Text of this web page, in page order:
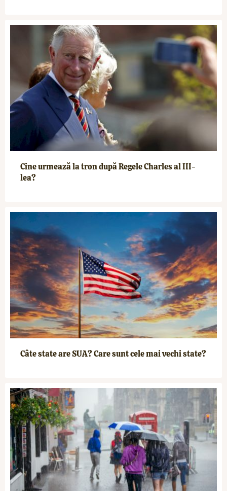
Cine urmează la tron după Regele Charles al III-
lea?
Câte state are SUA? Care sunt cele mai vechi state?